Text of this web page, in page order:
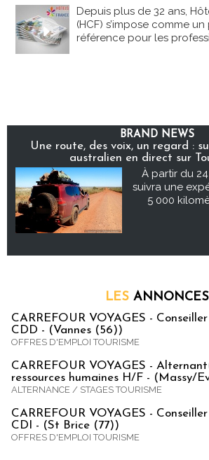
Depuis plus de 32 ans,
(HCF) s’impose comme
référence pour les
BRAND NEWS
Une route, des voix, un regard :
australien en direct sur
À partir du
suivra une
5 000
LES ANNONCES
CARREFOUR VOYAGES -
CDD - (Vannes (56))
OFFRES D'EMPLOI TOURISME
CARREFOUR VOYAGES -
ressources humaines H/F - (Massy/
ALTERNANCE / STAGES TOURISME
CARREFOUR VOYAGES -
CDI - (St Brice (77))
OFFRES D'EMPLOI TOURISME